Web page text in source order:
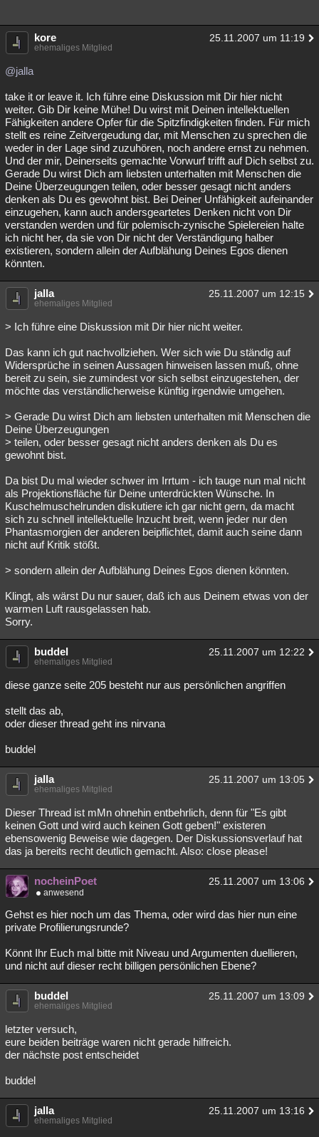
kore 25.11.2007 um 11:19
ehemaliges Mitglied
@jalla
take it or leave it. Ich führe eine Diskussion mit Dir hier nicht
weiter. Gib Dir keine Mühe! Du wirst mit Deinen intellektuellen
Fähigkeiten andere Opfer für die Spitzfindigkeiten finden. Für mich
stellt es reine Zeitvergeudung dar, mit Menschen zu sprechen die
weder in der Lage sind zuzuhören, noch andere ernst zu nehmen.
Und der mir, Deinerseits gemachte Vorwurf trifft auf Dich selbst zu.
Gerade Du wirst Dich am liebsten unterhalten mit Menschen die
Deine Überzeugungen teilen, oder besser gesagt nicht anders
denken als Du es gewohnt bist. Bei Deiner Unfähigkeit aufeinander
einzugehen, kann auch andersgeartetes Denken nicht von Dir
verstanden werden und für polemisch-zynische Spielereien halte
ich nicht her, da sie von Dir nicht der Verständigung halber
existieren, sondern allein der Aufblähung Deines Egos dienen
könnten.
jalla 25.11.2007 um 12:15
ehemaliges Mitglied
> Ich führe eine Diskussion mit Dir hier nicht weiter.
Das kann ich gut nachvollziehen. Wer sich wie Du ständig auf
Widersprüche in seinen Aussagen hinweisen lassen muß, ohne
bereit zu sein, sie zumindest vor sich selbst einzugestehen, der
möchte das verständlicherweise künftig irgendwie umgehen.
> Gerade Du wirst Dich am liebsten unterhalten mit Menschen die
Deine Überzeugungen
> teilen, oder besser gesagt nicht anders denken als Du es
gewohnt bist.
Da bist Du mal wieder schwer im Irrtum - ich tauge nun mal nicht
als Projektionsfläche für Deine unterdrückten Wünsche. In
Kuschelmuschelrunden diskutiere ich gar nicht gern, da macht
sich zu schnell intellektuelle Inzucht breit, wenn jeder nur den
Phantasmorgien der anderen beipflichtet, damit auch seine dann
nicht auf Kritik stößt.
> sondern allein der Aufblähung Deines Egos dienen könnten.
Klingt, als wärst Du nur sauer, daß ich aus Deinem etwas von der
warmen Luft rausgelassen hab.
Sorry.
buddel 25.11.2007 um 12:22
ehemaliges Mitglied
diese ganze seite 205 besteht nur aus persönlichen angriffen
stellt das ab,
oder dieser thread geht ins nirvana
buddel
jalla 25.11.2007 um 13:05
ehemaliges Mitglied
Dieser Thread ist mMn ohnehin entbehrlich, denn für "Es gibt
keinen Gott und wird auch keinen Gott geben!" existeren
ebensowenig Beweise wie dagegen. Der Diskussionsverlauf hat
das ja bereits recht deutlich gemacht. Also: close please!
nocheinPoet 25.11.2007 um 13:06
anwesend
Gehst es hier noch um das Thema, oder wird das hier nun eine
private Profilierungsrunde?
Könnt Ihr Euch mal bitte mit Niveau und Argumenten duellieren,
und nicht auf dieser recht billigen persönlichen Ebene?
buddel 25.11.2007 um 13:09
ehemaliges Mitglied
letzter versuch,
eure beiden beiträge waren nicht gerade hilfreich.
der nächste post entscheidet
buddel
jalla 25.11.2007 um 13:16
ehemaliges Mitglied